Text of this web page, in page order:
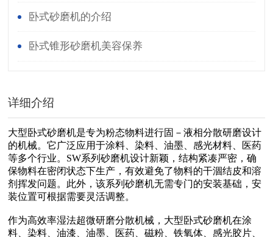
卧式砂磨机的介绍
卧式锥形砂磨机美容保养
详细介绍
大型卧式砂磨机是专为粉态物料进行固－液相分散研磨设计
的机械。它广泛应用于涂料、染料、油墨、感光材料、医药
等多个行业。SW系列砂磨机设计新颖，结构紧凑严密，确
保物料在密闭状态下生产，有效避免了物料的干涸结皮和溶
剂挥发问题。此外，该系列砂磨机无需专门的安装基础，安
装位置可根据需要灵活调整。
作为高效率湿法超微研磨分散机械，大型卧式砂磨机在涂
料、染料、油漆、油墨、医药、磁粉、铁氧体、感光胶片、